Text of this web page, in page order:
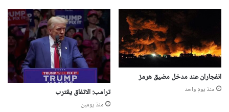
انفجاران عند مدخل مضيق هرمز
منذ يوم واحد ترامب: الاتفاق يقترب
منذ يومين